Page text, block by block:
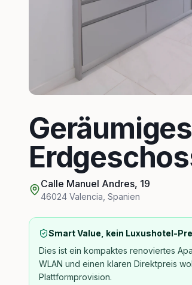
Calle Manuel Andres, 19
46024 Valencia Spanien
Smart Value, kein Luxushotel-
Dies ist ein kompaktes renoviertes
WLAN und einen klaren Direktpreis
Plattformprovision.